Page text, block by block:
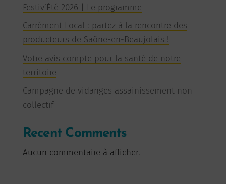
Festiv’Été 2026 | Le programme
Carrément Local : partez à la rencontre des
producteurs de Saône-en-Beaujolais !
Votre avis compte pour la santé de notre
territoire
Campagne de vidanges assainissement non
collectif
Recent Comments
Aucun commentaire à afficher.